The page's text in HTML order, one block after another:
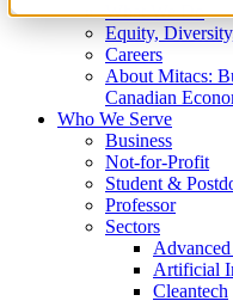
What We Do
Equity,
Careers
About Mitacs:
Canadian
Who We Serve
Business
Not-for-Profit
Student &
Professor
Sectors
Artificial
Cleantech